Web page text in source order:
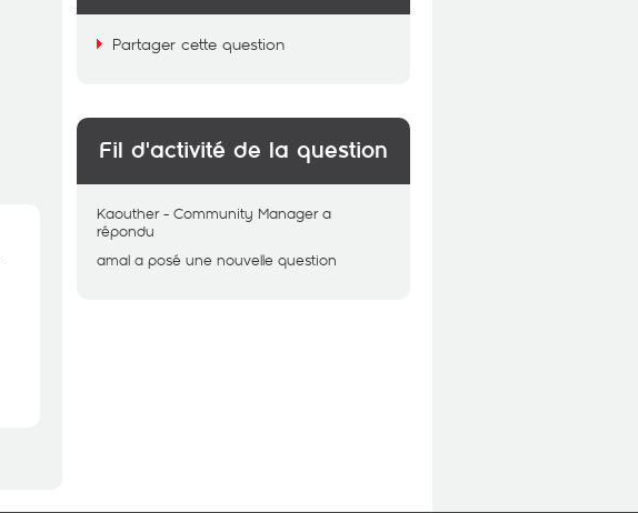
Partager cette question
Fil d'activité de la question
Kaouther - Community Manager a
répondu
amal a posé une nouvelle question